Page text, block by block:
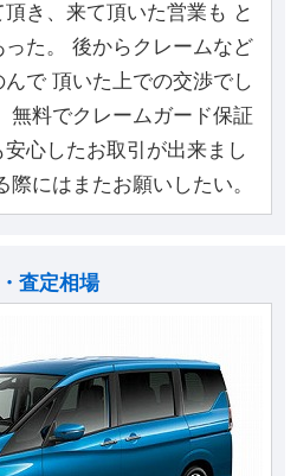
き、来て頂いた営業も と
た。 後からクレームなど
で 頂いた上での交渉でし
無料でクレームガード保証
心したお取引が出来まし
にはまたお願いしたい。
査定相場